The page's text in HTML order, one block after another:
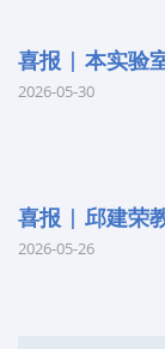
喜报 | 本实验
2026-05-30
喜报 | 邱建荣
2026-05-26